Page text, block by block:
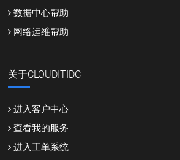
数据中心帮助
网络运维帮助
关于CLOUDITIDC
进入客户中心
查看我的服务
进入工单系统